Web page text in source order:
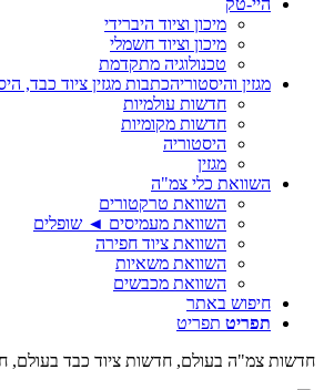
היי-טק
מיכון וציוד היברידי
מיכון וציוד חשמלי
טכנולוגיה מתקדמת
מגזין והיסטוריהכתבות מגזין ציוד כבד,
חדשות עולמיות
חדשות מקומיות
היסטוריה
מגזין
השוואת כלי צמ"ה
השוואת טרקטורים
השוואת מעמיסים ◄ שופלים
השוואת ציוד חפירה
השוואת משאיות
השוואת מכבשים
חיפוש באתר
תפריט תפריט
חדשות צמ"ה בעולם, חדשות ציוד כבד בעולם,